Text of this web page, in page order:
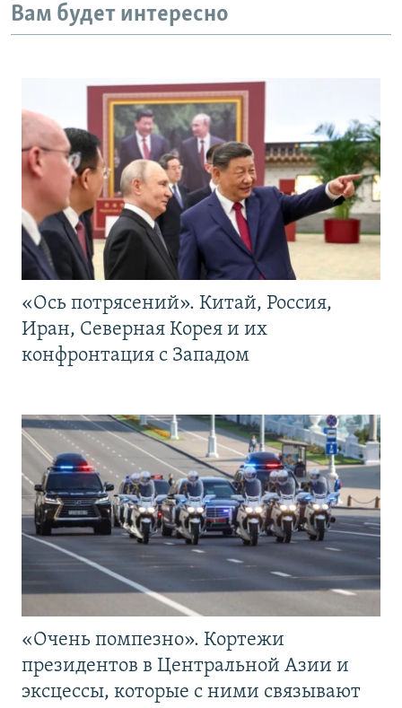
Вам будет интересно
«Ось потрясений». Китай, Россия,
Иран, Северная Корея и их
конфронтация с Западом
«Очень помпезно». Кортежи
президентов в Центральной Азии и
эксцессы, которые с ними связывают